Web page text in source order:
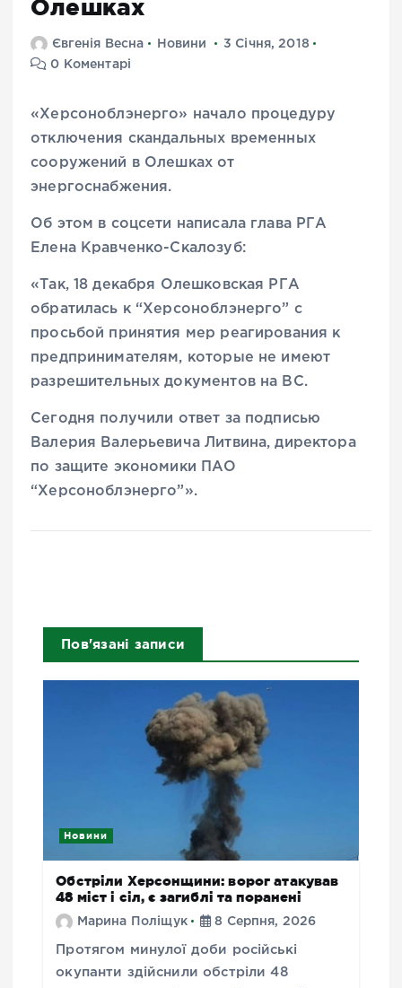
Олешках
Євгенія Весна Новини
3 Січня, 2018
0 Коментарі
«Херсоноблэнерго» начало процедуру
отключения скандальных временных
сооружений в Олешках от
энергоснабжения.
Об этом в соцсети написала глава РГА
Елена Кравченко-Скалозуб:
«Так, 18 декабря Олешковская РГА
обратилась к “Херсоноблэнерго” с
просьбой принятия мер реагирования к
предпринимателям, которые не имеют
разрешительных документов на ВС.
Сегодня получили ответ за подписью
Валерия Валерьевича Литвина, директора
по защите экономики ПАО
“Херсоноблэнерго”».
Пов'язані записи
Новини
Обстріли Херсонщини: ворог атакував
48 міст і сіл, є загиблі та поранені
Марина Поліщук 8 Серпня, 2026
Протягом минулої доби російські
окупанти здійснили обстріли 48